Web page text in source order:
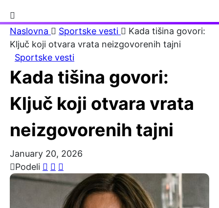
Naslovna Sportske vesti
Kada tišina govori:
Ključ koji otvara vrata neizgovorenih tajni
Sportske vesti
Kada tišina govori:
Ključ koji otvara vrata
neizgovorenih tajni
January 20, 2026
Podeli